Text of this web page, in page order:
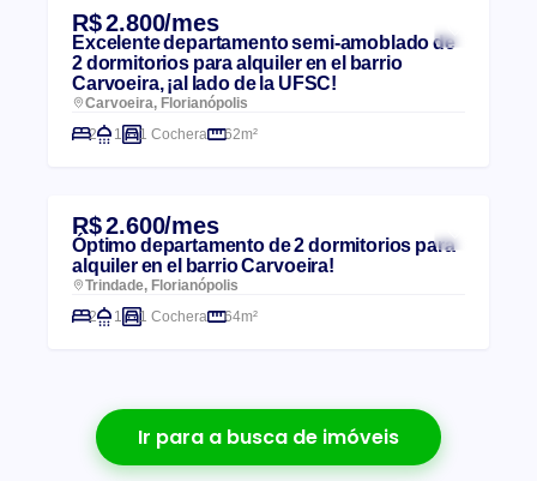
R$ 2.800/mes
Excelente departamento semi-amoblado de
2 dormitorios para alquiler en el barrio
Carvoeira, ¡al lado de la UFSC!
Carvoeira, Florianópolis
2
1 1 Cochera 62m²
R$ 2.600/mes
Óptimo departamento de 2 dormitorios para
alquiler en el barrio Carvoeira!
Trindade, Florianópolis
2
1 1 Cochera 64m²
Ir para a busca de imóveis